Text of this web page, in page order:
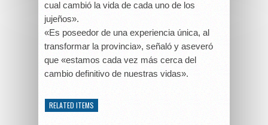
cual cambió la vida de cada uno de los
jujeños».
«Es poseedor de una experiencia única, al
transformar la provincia», señaló y aseveró
que «estamos cada vez más cerca del
cambio definitivo de nuestras vidas».
RELATED ITEMS